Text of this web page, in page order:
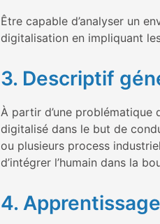
Être capable d’analyser un
digitalisation en impliquant
3. Descriptif
À partir d’une problématique
digitalisé dans le but de
ou plusieurs process
d’intégrer l’humain dans la
4.